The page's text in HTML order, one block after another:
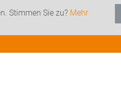
Stimmen Sie zu? Mehr